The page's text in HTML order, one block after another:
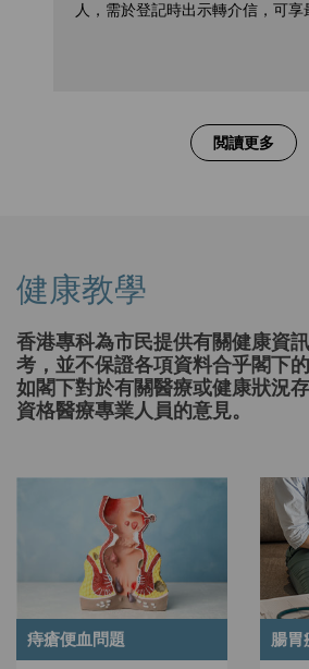
人，需於登記時出示轉介信，可享
閲讀更多
健康教學
香港專科為市民提供有關健康資
考，並不保證各項資料合乎閣下
如閣下對於有關醫療或健康狀況
資格醫療專業人員的意見。
痔瘡便血問題 腸胃